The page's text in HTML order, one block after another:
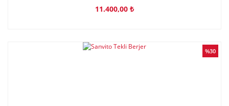
11.400,00 ₺
%30